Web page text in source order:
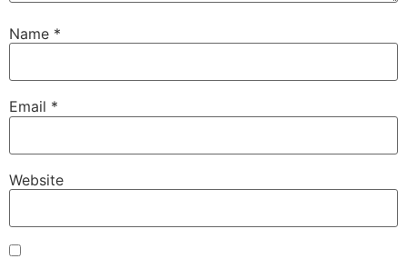
Name *
Email *
Website